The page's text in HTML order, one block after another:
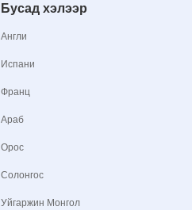
Бусад хэлээр
Англи
Испани
Франц
Араб
Орос
Солонгос
Уйгаржин Монгол